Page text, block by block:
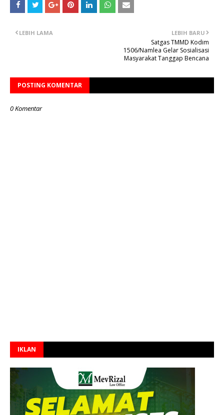
LEBIH BARU
Satgas TMMD Kodim
1506/Namlea Gelar Sosialisasi
Masyarakat Tanggap Bencana
LEBIH LAMA
POSTING KOMENTAR
0 Komentar
IKLAN